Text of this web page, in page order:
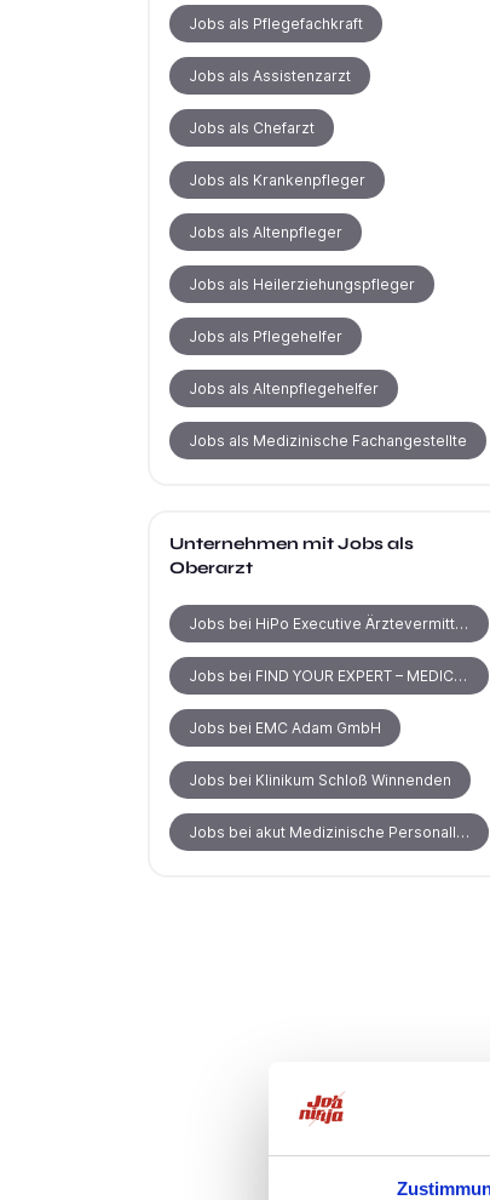
Jobs als Pflegefachkraft
Jobs als Assistenzarzt
Jobs als Chefarzt
Jobs als Krankenpfleger
Jobs als Altenpfleger
Jobs als Heilerziehungspfleger
Jobs als Pflegehelfer
Jobs als Altenpflegehelfer
Jobs als Medizinische Fachangestellte
Unternehmen mit Jobs als
Oberarzt
Jobs bei HiPo Executive Ärztevermittlung
Jobs bei FIND YOUR EXPERT – MEDICAL RECRUITING
Jobs bei EMC Adam GmbH
Jobs bei Klinikum Schloß Winnenden
Jobs bei akut Medizinische Personallogistik GmbH